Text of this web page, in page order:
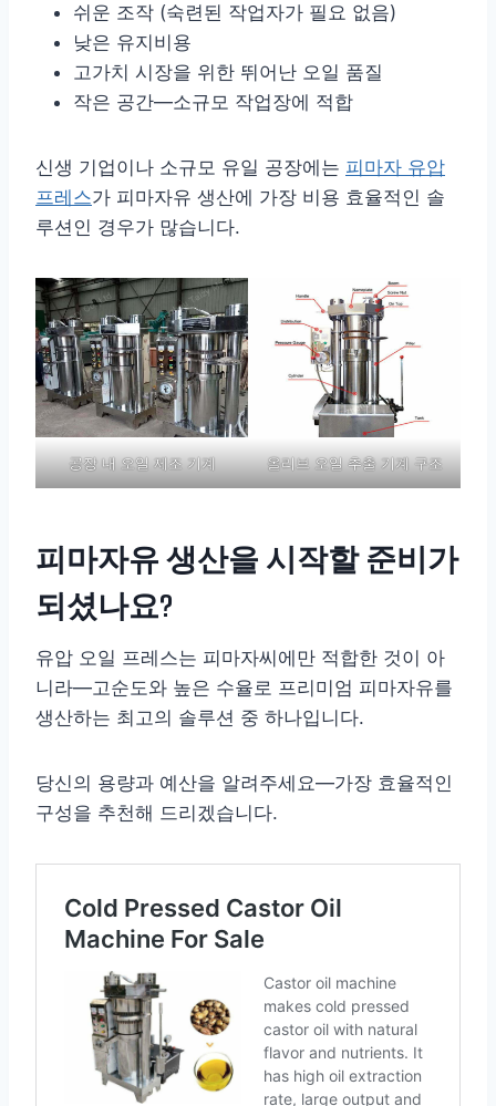
쉬운 조작 (숙련된 작업자가 필요 없음)
낮은 유지비용
고가치 시장을 위한 뛰어난 오일 품질
작은 공간—소규모 작업장에 적합
신생 기업이나 소규모 유일 공장에는 피마자 유압
프레스가 피마자유 생산에 가장 비용 효율적인 솔
루션인 경우가 많습니다.
공장 내 오일 제조 기계 올리브 오일 추출 기계 구조
피마자유 생산을 시작할 준비가
되셨나요?
유압 오일 프레스는 피마자씨에만 적합한 것이 아
니라—고순도와 높은 수율로 프리미엄 피마자유를
생산하는 최고의 솔루션 중 하나입니다.
당신의 용량과 예산을 알려주세요—가장 효율적인
구성을 추천해 드리겠습니다.